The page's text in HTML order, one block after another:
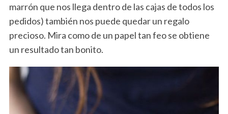
marrón que nos llega dentro de las cajas de todos los
pedidos) también nos puede quedar un regalo
precioso. Mira como de un papel tan feo se obtiene
un resultado tan bonito.